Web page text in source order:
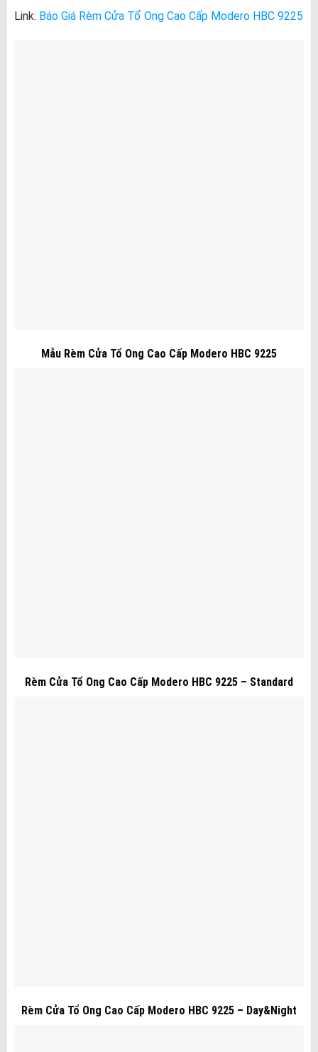
Link: Báo Giá Rèm Cửa Tổ Ong Cao Cấp Modero HBC 9225
Mẫu Rèm Cửa Tổ Ong Cao Cấp Modero HBC 9225
Rèm Cửa Tổ Ong Cao Cấp Modero HBC 9225 – Standard
Rèm Cửa Tổ Ong Cao Cấp Modero HBC 9225 – Day&Night